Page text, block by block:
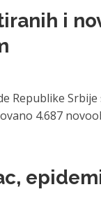
i
Republike
4.687